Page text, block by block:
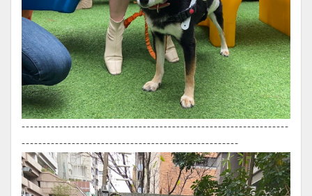
----------------------------------------------------------------
----------------------------------------------------